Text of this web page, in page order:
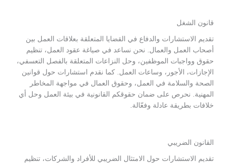
قانون الشغل
تقديم الاستشارات والدفاع في القضايا المتعلقة بعلاقات العمل بين
أصحاب العمل والعمال. نحن نساعد في صياغة عقود العمل، تنظيم
حقوق وواجبات الموظفين، وحل النزاعات المتعلقة بالفصل التعسفي،
الإجازات، الأجور، وساعات العمل. كما نقدم استشارات حول قوانين
الصحة والسلامة في العمل، وحقوق العمال في مواجهة المخاطر
المهنية. نحرص على ضمان حقوقكم القانونية في بيئة العمل وحل أي
خلافات بطريقة عادلة وفعّالة.
القانون الضريبي
تقديم الاستشارات حول الامتثال الضريبي للأفراد والشركات، تنظيم